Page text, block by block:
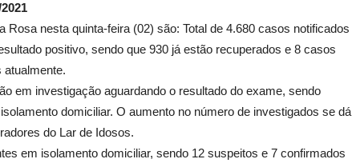
nesta quinta-feira (02) são: Total de 4.680 casos notificados
positivo, sendo que 930 já estão recuperados e 8 casos
em investigação aguardando o resultado do exame, sendo
domiciliar. O aumento no número de investigados se dá
do Lar de Idosos.
em isolamento domiciliar, sendo 12 suspeitos e 7 confirmados